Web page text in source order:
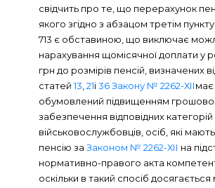
свідчить про те, що перерахунок
якого згідно з абзацом третім
713 є обставиною, що виключає
нарахування щомісячної доплати у
грн до розмірів пенсій, визначених
статей13 21і36 Закону № 2262-ХІІмає
обумовлений підвищенням
забезпечення відповідних категорій
військовослужбовців, осіб, які
пенсію за Законом № 2262-ХІІ на
нормативно-правого акта
оскільки в такий спосіб досягається